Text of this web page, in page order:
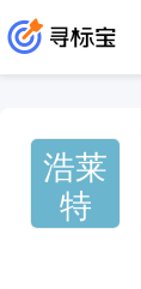
浩莱
特